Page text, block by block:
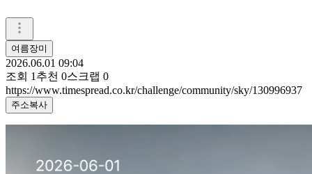
여름장미
2026.06.01 09:04
조회 1 추천 0스크랩 0
https://www.timespread.co.kr/challenge/community/sky/130996937
주소복사